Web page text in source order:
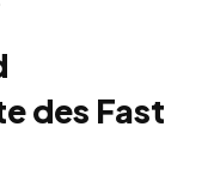
des Fast